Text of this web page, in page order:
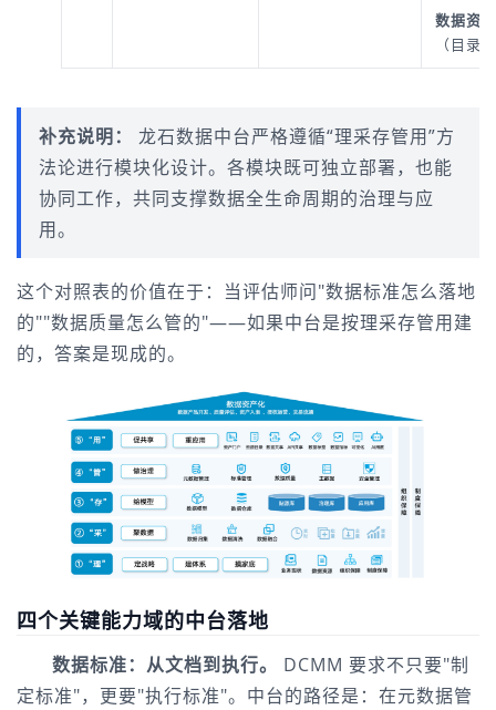
数据资产
（目录
补充说明：
龙石数据中台严格遵循“理采存管用”方
法论进行模块化设计。各模块既可独立部署，也能
协同工作，共同支撑数据全生命周期的治理与应
用。
这个对照表的价值在于：当评估师问"数据标准怎么落地
的""数据质量怎么管的"——如果中台是按理采存管用建
的，答案是现成的。
四个关键能力域的中台落地
数据标准：从文档到执行。
DCMM 要求不只要"制
定标准"，更要"执行标准"。中台的路径是：在元数据管